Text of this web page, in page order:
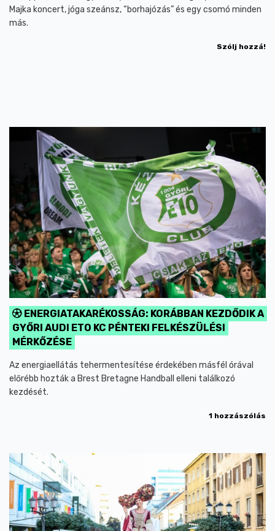
Majka koncert, jóga szeánsz, “borhajózás” és egy csomó minden
más.
Szólj hozzá!
ENERGIATAKARÉKOSSÁG: KORÁBBAN KEZDŐDIK A
GYŐRI AUDI ETO KC PÉNTEKI FELKÉSZÜLÉSI
MÉRKŐZÉSE
Az energiaellátás tehermentesítése érdekében másfél órával
előrébb hozták a Brest Bretagne Handball elleni találkozó
kezdését.
1 hozzászólás